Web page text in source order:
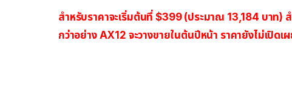
สำหรับราคาจะเริ่มต้นที่ $399 (ประมาณ 13,184 บาท)
กว่าอย่าง AX12 จะวางขายในต้นปีหน้า ราคายังไม่เปิดเ